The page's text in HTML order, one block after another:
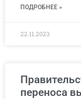
ПОДРОБНЕЕ »
22.11.2023
переноса